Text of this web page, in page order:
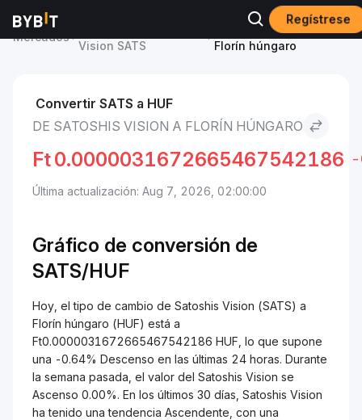
Regístrese
Mercados
Vision SATS
Satoshis Vision to
Florín húngaro
Convertir SATS a HUF
DE SATOSHIS VISION A FLORÍN HÚNGARO
Ft0.0000031672665467542186 -
Última actualización: Aug 7, 2026, 02:00:00
Gráfico de conversión de
SATS/HUF
Hoy, el tipo de cambio de Satoshis Vision (SATS) a
Florín húngaro (HUF) está a
Ft0.0000031672665467542186 HUF, lo que supone
una -0.64% Descenso en las últimas 24 horas. Durante
la semana pasada, el valor del Satoshis Vision se
Ascenso 0.00%. En los últimos 30 días, Satoshis Vision
ha tenido una tendencia Ascendente, con una